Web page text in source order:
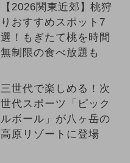
【2026関東近郊】桃狩
りおすすめスポット7
選！もぎたて桃を時間
無制限の食べ放題も
三世代で楽しめる！次
世代スポーツ「ピック
ルボール」が八ヶ岳の
高原リゾートに登場